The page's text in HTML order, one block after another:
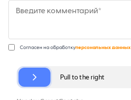
Введите комментарий*
Согласен на обработкуперсональных данных